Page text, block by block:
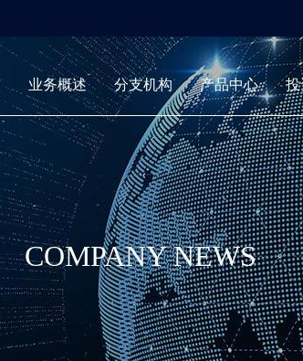
业务概述 分支机构 产品中心 投
COMPANY NEWS